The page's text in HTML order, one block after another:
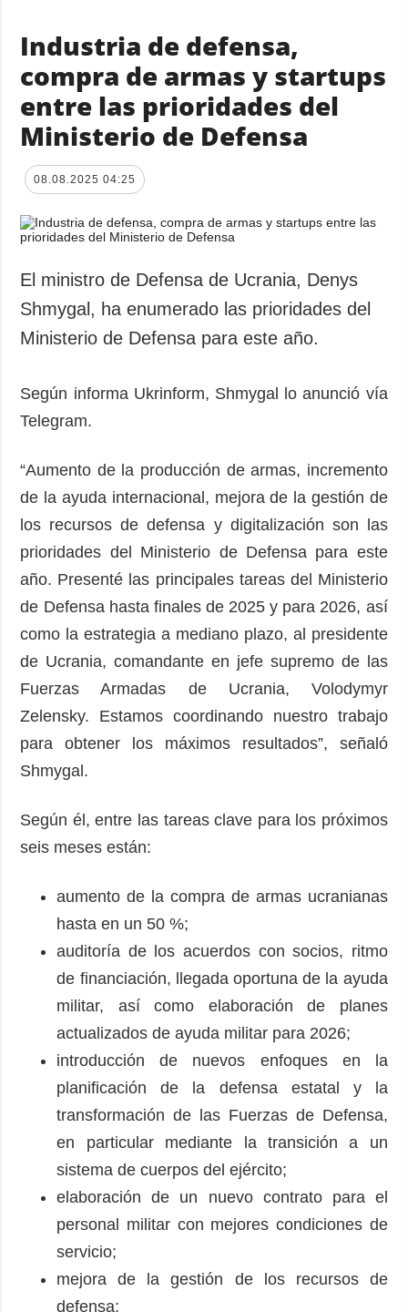
Industria de defensa,
compra de armas y startups
entre las prioridades del
Ministerio de Defensa
08.08.2025 04:25
El ministro de Defensa de Ucrania, Denys
Shmygal, ha enumerado las prioridades del
Ministerio de Defensa para este año.
Según informa Ukrinform, Shmygal lo anunció vía
Telegram.
“Aumento de la producción de armas, incremento
de la ayuda internacional, mejora de la gestión de
los recursos de defensa y digitalización son las
prioridades del Ministerio de Defensa para este
año. Presenté las principales tareas del Ministerio
de Defensa hasta finales de 2025 y para 2026, así
como la estrategia a mediano plazo, al presidente
de Ucrania, comandante en jefe supremo de las
Fuerzas Armadas de Ucrania, Volodymyr
Zelensky. Estamos coordinando nuestro trabajo
para obtener los máximos resultados”, señaló
Shmygal.
Según él, entre las tareas clave para los próximos
seis meses están:
aumento de la compra de armas ucranianas
hasta en un 50 %;
auditoría de los acuerdos con socios, ritmo
de financiación, llegada oportuna de la ayuda
militar, así como elaboración de planes
actualizados de ayuda militar para 2026;
introducción de nuevos enfoques en la
planificación de la defensa estatal y la
transformación de las Fuerzas de Defensa,
en particular mediante la transición a un
sistema de cuerpos del ejército;
elaboración de un nuevo contrato para el
personal militar con mejores condiciones de
servicio;
mejora de la gestión de los recursos de
defensa;